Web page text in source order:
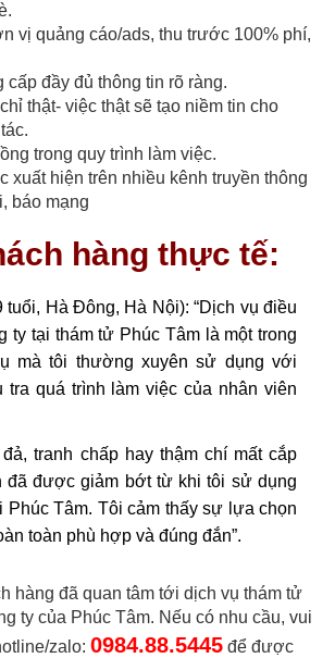
vị quảng cáo/ads, thu trước 100% phí,
cấp đầy đủ thông tin rõ ràng.
thật- việc thật sẽ tạo niềm tin cho
trong quy trình làm việc.
xuất hiện trên nhiều kênh truyền thông
báo mạng
hàng thực tế:
tuổi, Hà Đông, Hà Nội): “Dịch vụ điều
ty tại thám tử Phúc Tâm là một trong
mà tôi thường xuyên sử dụng với
tra quá trình làm việc của nhân viên
tranh chấp hay thậm chí mất cắp
đã được giảm bớt từ khi tôi sử dụng
Phúc Tâm. Tôi cảm thấy sự lựa chọn
toàn phù hợp và đúng đắn”.
hàng đã quan tâm tới dịch vụ thám tử
ty của Phúc Tâm. Nếu có nhu cầu, vui
zalo: 0984.88.5445 để được